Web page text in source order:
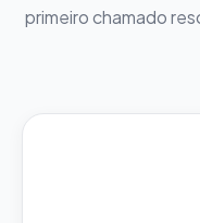
primeiro chamado